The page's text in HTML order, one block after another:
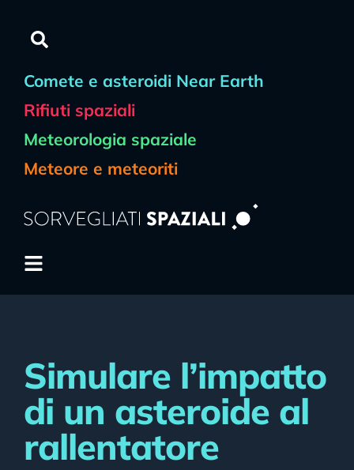
Comete e asteroidi Near Earth
Rifiuti spaziali
Meteorologia spaziale
Meteore e meteoriti
Simulare l’impatto
di un asteroide al
rallentatore